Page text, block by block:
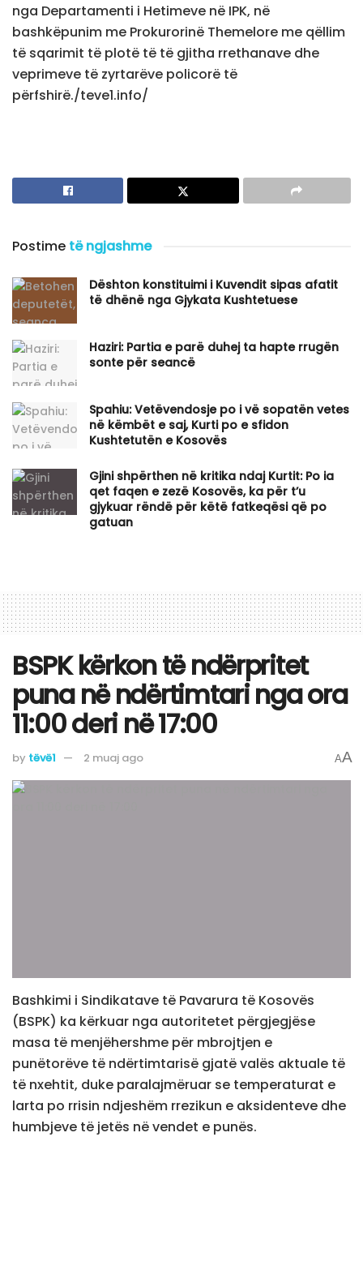
nga Departamenti i Hetimeve në IPK, në
bashkëpunim me Prokurorinë Themelore me qëllim
të sqarimit të plotë të të gjitha rrethanave dhe
veprimeve të zyrtarëve policorë të
përfshirë./teve1.info/
Postime të ngjashme
Dështon konstituimi i Kuvendit sipas afatit
të dhënë nga Gjykata Kushtetuese
Haziri: Partia e parë duhej ta hapte rrugën
sonte për seancë
Spahiu: Vetëvendosje po i vë sopatën vetes
në këmbët e saj, Kurti po e sfidon
Kushtetutën e Kosovës
Gjini shpërthen në kritika ndaj Kurtit: Po ia
qet faqen e zezë Kosovës, ka për t’u
gjykuar rëndë për këtë fatkeqësi që po
gatuan
BSPK kërkon të ndërpritet
puna në ndërtimtari nga ora
11:00 deri në 17:00
by tëvë1 2 muaj ago AA
Bashkimi i Sindikatave të Pavarura të Kosovës
(BSPK) ka kërkuar nga autoritetet përgjegjëse
masa të menjëhershme për mbrojtjen e
punëtorëve të ndërtimtarisë gjatë valës aktuale të
të nxehtit, duke paralajmëruar se temperaturat e
larta po rrisin ndjeshëm rrezikun e aksidenteve dhe
humbjeve të jetës në vendet e punës.